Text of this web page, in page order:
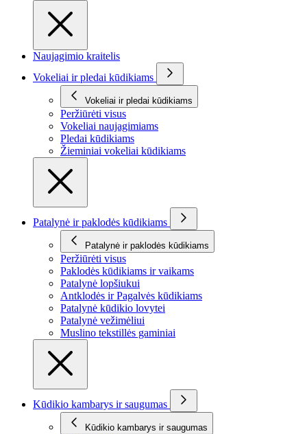
Naujagimio kraitelis
Vokeliai ir pledai kūdikiams
Vokeliai ir pledai kūdikiams
Peržiūrėti visus
Vokeliai naujagimiams
Pledai kūdikiams
Žieminiai vokeliai kūdikiams
Patalynė ir paklodės kūdikiams
Patalynė ir paklodės kūdikiams
Peržiūrėti visus
Paklodės kūdikiams ir vaikams
Patalynė lopšiukui
Antklodės ir Pagalvės kūdikiams
Patalynė kūdikio lovytei
Patalynė vežimėliui
Muslino tekstillės gaminiai
Kūdikio kambarys ir saugumas
Kūdikio kambarys ir saugumas